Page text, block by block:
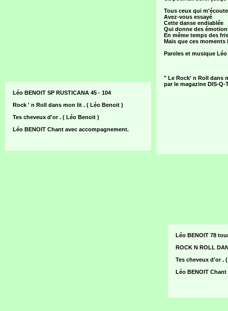
Léo BENOIT 78
ROCK N ROLL
Tes cheveux d'or .
Léo BENOIT
Léo BENOIT SP RUSTICANA 45 - 104
Rock ' n Roll dans mon lit . ( Léo Benoit )
Tes cheveux d'or . ( Léo Benoit )
Léo BENOIT Chant avec accompagnement.
Tous ceux qui
Avez-vous essayé
Cette danse endiablée
Qui donne des
En même temps des
Mais que ces
Paroles et musique Léo
" Le Rock' n Roll dans
par le magazine DIS-Q-